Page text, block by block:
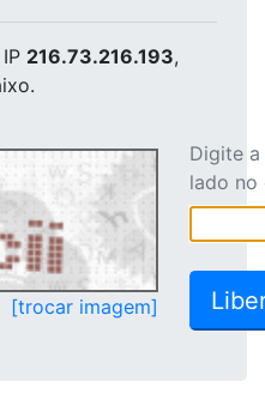
216.73.216.193,
[trocar imagem]
Digite
lado no